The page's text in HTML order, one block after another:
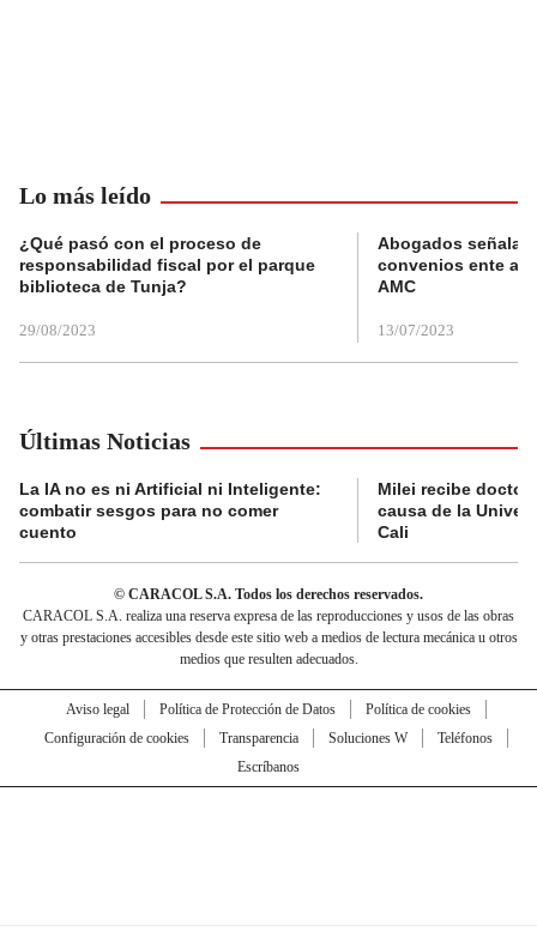
Lo más leído
¿Qué pasó con el proceso de
responsabilidad fiscal por el parque
biblioteca de Tunja?
29/08/2023
Abogados
convenios ente
AMC
13/07/2023
Últimas Noticias
La IA no es ni Artificial ni Inteligente:
combatir sesgos para no comer
cuento
Milei recibe
causa de la
Cali
© CARACOL S.A. Todos los derechos reservados.
CARACOL S.A. realiza una reserva expresa de las reproducciones y usos de las obras
y otras prestaciones accesibles desde este sitio web a medios de lectura mecánica u otros
medios que resulten adecuados.
Aviso legal Política de Protección de Datos
Política de cookies
Configuración de cookies
Transparencia Soluciones W
Teléfonos
Escríbanos